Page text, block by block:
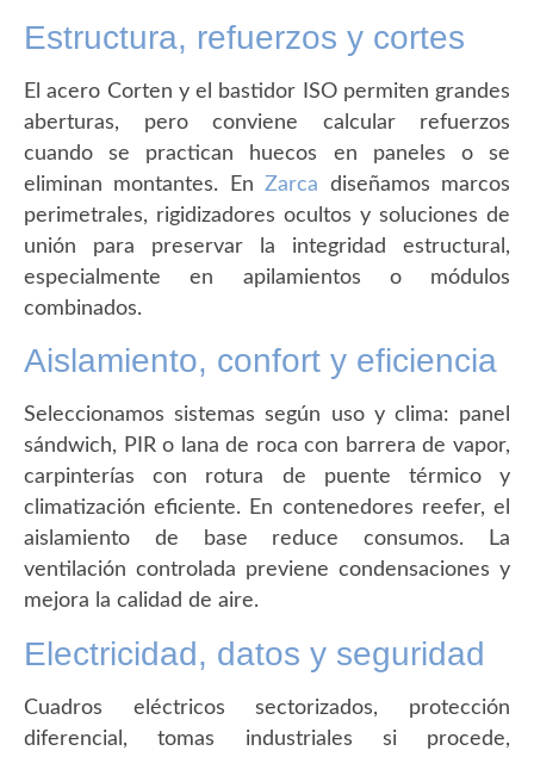
Estructura, refuerzos y cortes
El acero Corten y el bastidor ISO permiten grandes
aberturas, pero conviene calcular refuerzos
cuando se practican huecos en paneles o se
eliminan montantes. EnZarca diseñamos marcos
perimetrales, rigidizadores ocultos y soluciones de
unión para preservar la integridad estructural,
especialmente en apilamientos o módulos
combinados.
Aislamiento, confort y eficiencia
Seleccionamos sistemas según uso y clima: panel
sándwich, PIR o lana de roca con barrera de vapor,
carpinterías con rotura de puente térmico y
climatización eficiente. En contenedores reefer, el
aislamiento de base reduce consumos. La
ventilación controlada previene condensaciones y
mejora la calidad de aire.
Electricidad, datos y seguridad
Cuadros eléctricos sectorizados, protección
diferencial, tomas industriales si procede,